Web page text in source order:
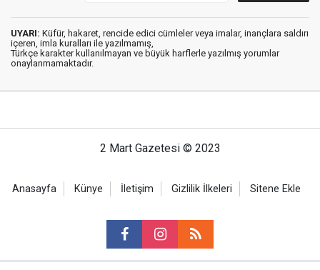
UYARI: Küfür, hakaret, rencide edici cümleler veya imalar, inançlara saldırı
içeren, imla kuralları ile yazılmamış,
Türkçe karakter kullanılmayan ve büyük harflerle yazılmış yorumlar
onaylanmamaktadır.
2 Mart Gazetesi © 2023
Anasayfa Künye İletişim Gizlilik İlkeleri Sitene Ekle